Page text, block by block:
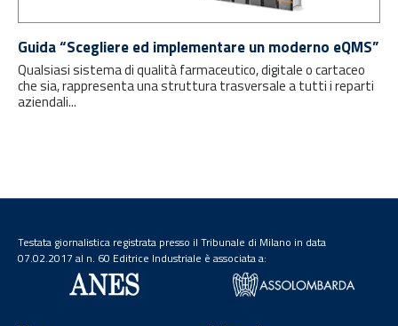
Guida “Scegliere ed implementare un moderno eQMS”
Qualsiasi sistema di qualità farmaceutico, digitale o cartaceo
che sia, rappresenta una struttura trasversale a tutti i reparti
aziendali...
Testata giornalistica registrata presso il Tribunale di Milano in data
07.02.2017 al n. 60 Editrice Industriale è associata a: